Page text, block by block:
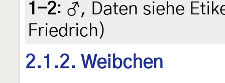
1-2: ♂, Daten siehe
Friedrich)
2.1.2. Weibchen